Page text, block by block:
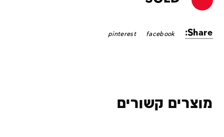
Share:
facebook
pinterest
מוצרים קשורים